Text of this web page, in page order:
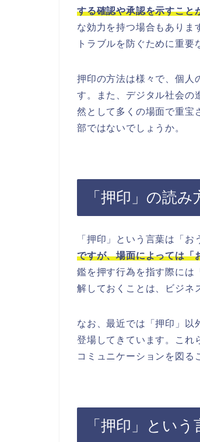
する確認や承認を示すこと
な効力を持つ場合もありま
トラブルを防ぐために重要
押印の方法は様々で、個人
す。また、デジタル社会の
然として多くの場面で重宝
部ではないでしょうか。
「押印」の読
「押印」という言葉は「お
ですが、場面によっては「
鑑を押す行為を指す際には
解しておくことは、ビジネ
なお、最近では「押印」以
登場してきています。これ
コミュニケーションを図る
「押印」とい